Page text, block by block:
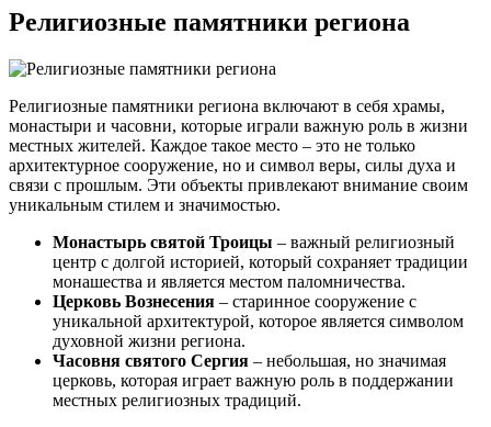
Религиозные памятники региона
Религиозные памятники региона включают в себя храмы,
монастыри и часовни, которые играли важную роль в жизни
местных жителей. Каждое такое место – это не только
архитектурное сооружение, но и символ веры, силы духа и
связи с прошлым. Эти объекты привлекают внимание своим
уникальным стилем и значимостью.
Монастырь святой Троицы – важный религиозный
центр с долгой историей, который сохраняет традиции
монашества и является местом паломничества.
Церковь Вознесения – старинное сооружение с
уникальной архитектурой, которое является символом
духовной жизни региона.
Часовня святого Сергия – небольшая, но значимая
церковь, которая играет важную роль в поддержании
местных религиозных традиций.